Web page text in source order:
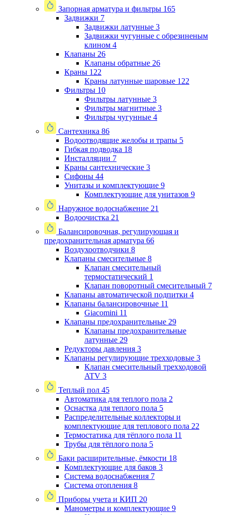
Запорная арматура и фильтры 165
Задвижки 7
Задвижки латунные 3
Задвижки чугунные с обрезиненым
клином 4
Клапаны 26
Клапаны обратные 26
Краны 122
Краны латунные шаровые 122
Фильтры 10
Фильтры латунные 3
Фильтры магнитные 3
Фильтры чугунные 4
Сантехника 86
Водоотводящие желобы и трапы 5
Гибкая подводка 18
Инсталляции 7
Краны сантехнические 3
Сифоны 44
Унитазы и комплектующие 9
Комплектующие для унитазов 9
Наружное водоснабжение 21
Водоочистка 21
Балансировочная, регулирующая и
предохранительная арматура 66
Воздухоотводчики 8
Клапаны cмесительные 8
Клапан cмесительный
термостатический 1
Клапан поворотный cмесительный 7
Клапаны автоматической подпитки 4
Клапаны балансировочные 11
Giacomini 11
Клапаны предохранительные 29
Клапаны предохранительные
латунные 29
Редукторы давления 3
Клапаны регулирующие трехходовые 3
Клапан смесительный трехходовой
ATV 3
Теплый пол 45
Автоматика для теплого пола 2
Оснастка для теплого пола 5
Распределительные коллекторы и
комплектующие для теплового пола 22
Термостатика для тёплого пола 11
Трубы для тёплого пола 5
Баки расширительные, ёмкости 18
Комплектующие для баков 3
Система водоснабжения 7
Система отопления 8
Приборы учета и КИП 20
Манометры и комплектующие 9